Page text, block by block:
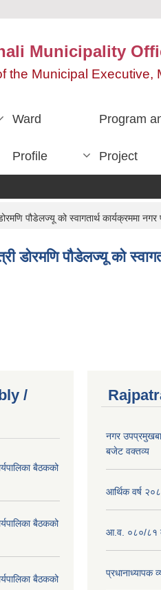
Municipality
the Municipal Executive,
Ward
Profile
Program
Project
पौडेलज्यू को स्वागतार्थ कार्यक्रममा
डोरमणि पौडेलज्यू को
/
बैठकको
बैठकको
बैठकको
नगर
बजेट वक्तव्य
आर्थिक वर्ष
आ.व. ०८०/८१
प्रधानाध्यापक